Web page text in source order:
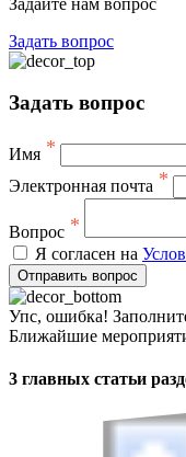
Задать вопрос
Задать вопрос
Имя *
Электронная почта *
Вопрос *
Я согласен на
Отправить вопрос
Упс, ошибка!
Ближайшие
3 главных статьи